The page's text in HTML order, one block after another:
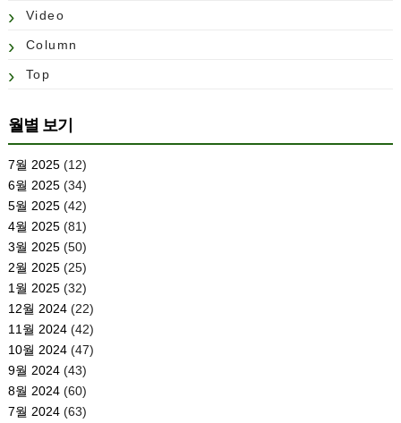
Video
Column
Top
월별 보기
7월 2025(12)
6월 2025(34)
5월 2025(42)
4월 2025(81)
3월 2025(50)
2월 2025(25)
1월 2025(32)
12월 2024(22)
11월 2024(42)
10월 2024(47)
9월 2024(43)
8월 2024(60)
7월 2024(63)